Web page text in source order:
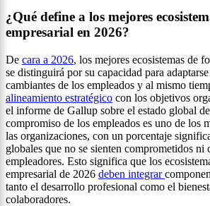
¿Qué define a los mejores
empresarial en 2026?
De cara a 2026, los mejores ecosistemas de
se distinguirá por su capacidad para
cambiantes de los empleados y al mismo
alineamiento estratégico con los objetivos
el informe de Gallup sobre el estado global
compromiso de los empleados es uno de los
las organizaciones, con un porcentaje
globales que no se sienten comprometidos ni
empleadores. Esto significa que los
empresarial de 2026 deben integrar
tanto el desarrollo profesional como el
colaboradores.